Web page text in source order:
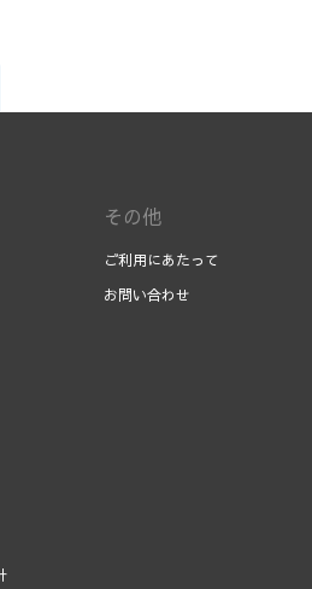
その他
ご利用にあたって
お問い合わせ